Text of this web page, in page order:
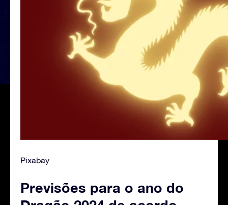
Pixabay
Previsões para o ano do